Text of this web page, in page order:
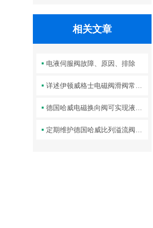
相关文章
电液伺服阀故障、原因、排除